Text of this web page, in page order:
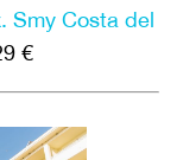
Smy Costa del
€